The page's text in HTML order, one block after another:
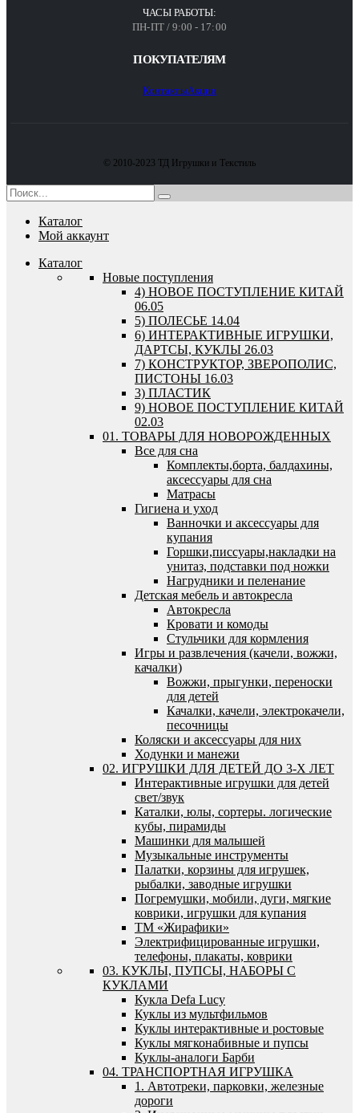
ЧАСЫ РАБОТЫ:
ПН-ПТ / 9:00 - 17:00
ПОКУПАТЕЛЯМ
КонтактыАкции
© 2010-2023 ТД Игрушки и Текстиль
Каталог
Мой аккаунт
Каталог
Новые поступления
4) НОВОЕ ПОСТУПЛЕНИЕ КИТАЙ
06.05
5) ПОЛЕСЬЕ 14.04
6) ИНТЕРАКТИВНЫЕ ИГРУШКИ,
ДАРТСЫ, КУКЛЫ 26.03
7) КОНСТРУКТОР, ЗВЕРОПОЛИС,
ПИСТОНЫ 16.03
3) ПЛАСТИК
9) НОВОЕ ПОСТУПЛЕНИЕ КИТАЙ
02.03
01. ТОВАРЫ ДЛЯ НОВОРОЖДЕННЫХ
Все для сна
Комплекты,борта, балдахины,
аксессуары для сна
Матрасы
Гигиена и уход
Ванночки и аксессуары для
купания
Горшки,писсуары,накладки на
унитаз, подставки под ножки
Нагрудники и пеленание
Детская мебель и автокресла
Автокресла
Кровати и комоды
Стульчики для кормления
Игры и развлечения (качели, вожжи,
качалки)
Вожжи, прыгунки, переноски
для детей
Качалки, качели, электрокачели,
песочницы
Коляски и аксессуары для них
Ходунки и манежи
02. ИГРУШКИ ДЛЯ ДЕТЕЙ ДО 3-Х ЛЕТ
Интерактивные игрушки для детей
свет/звук
Каталки, юлы, сортеры. логические
кубы, пирамиды
Машинки для малышей
Музыкальные инструменты
Палатки, корзины для игрушек,
рыбалки, заводные игрушки
Погремушки, мобили, дуги, мягкие
коврики, игрушки для купания
ТМ «Жирафики»
Электрифицированные игрушки,
телефоны, плакаты, коврики
03. КУКЛЫ, ПУПСЫ, НАБОРЫ С
КУКЛАМИ
Кукла Defa Lucy
Куклы из мультфильмов
Куклы интерактивные и ростовые
Куклы мягконабивные и пупсы
Куклы-аналоги Барби
04. ТРАНСПОРТНАЯ ИГРУШКА
1. Автотреки, парковки, железные
дороги